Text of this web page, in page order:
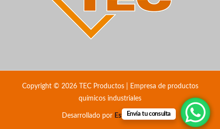
Copyright © 2026 TEC Productos | Empresa de productos
químicos industriales
Desarrollado por Estudio Bixcat
Envía tu consulta